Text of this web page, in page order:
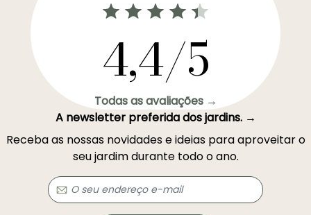
4,4/5
Todas as avaliações →
A newsletter preferida dos jardins. →
Receba as nossas novidades e ideias para aproveitar o
seu jardim durante todo o ano.